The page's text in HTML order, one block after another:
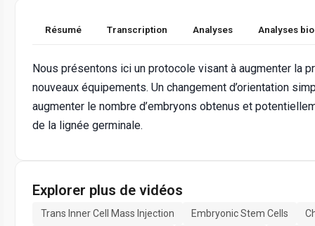
Résumé Transcription Analyses Analyses
Nous présentons ici un protocole visant à augmenter la
nouveaux équipements. Un changement d’orientation
augmenter le nombre d’embryons obtenus et
de la lignée germinale.
Explorer plus de vidéos
Trans Inner Cell Mass Injection Embryonic Stem Cells